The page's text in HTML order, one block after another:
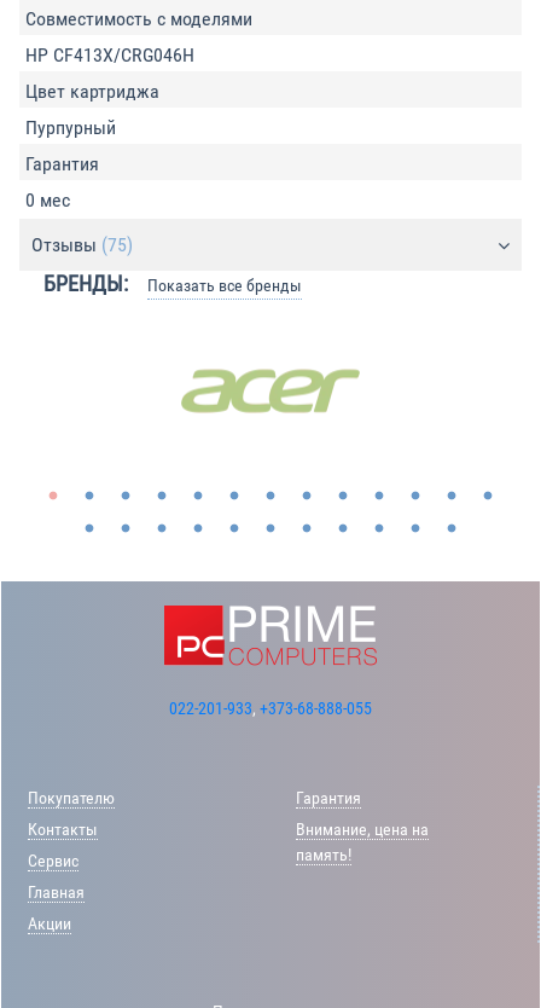
Совместимость с моделями
HP CF413X/CRG046H
Цвет картриджа
Пурпурный
Гарантия
0 мес
Отзывы (75)
БРЕНДЫ: Показать все бренды
022-201-933, +373-68-888-055
Покупателю
Контакты
Сервис
Главная
Акции
Гарантия
Внимание, цена на
память!